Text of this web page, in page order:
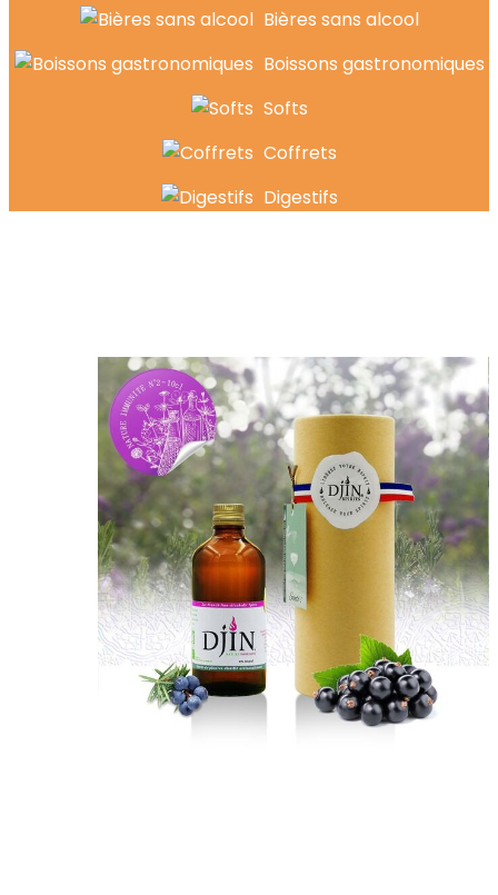
Bières sans alcool
Boissons gastronomiques
Softs
Coffrets
Digestifs